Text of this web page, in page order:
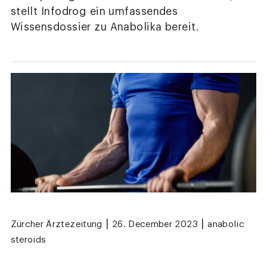
stellt Infodrog ein umfassendes
Wissensdossier zu Anabolika bereit.
Zürcher Ärztezeitung 26. December 2023
anabolic
steroids